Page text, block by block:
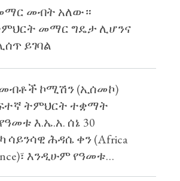
መብት አለው።
መማር ግዴታ ሊሆንና
ይገባል
ኮሚሽን (ኢሰመኮ)
ትምህርት ተቋማት
እ.ኤ.አ. ሰኔ 30
ሕዳሴ ቀን (Africa
እንዲሁም የዓመቱ
በማስመልከት በተዘጋጀ